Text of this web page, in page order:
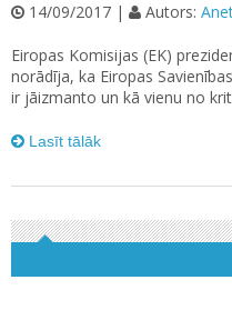
14/09/2017 | Autors:
Eiropas Komisijas (EK)
norādīja, ka Eiropas
ir jāizmanto un kā vienu no
Lasīt tālāk